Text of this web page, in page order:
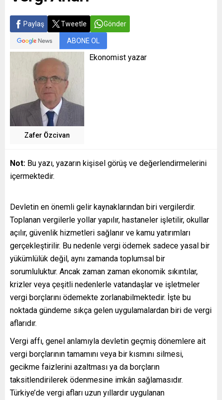
Paylaş Tweetle Gönder
ABONE OL
Zafer Özcivan
Ekonomist yazar
Not: Bu yazı, yazarın kişisel görüş ve değerlendirmelerini
içermektedir.
Devletin en önemli gelir kaynaklarından biri vergilerdir.
Toplanan vergilerle yollar yapılır, hastaneler işletilir, okullar
açılır, güvenlik hizmetleri sağlanır ve kamu yatırımları
gerçekleştirilir. Bu nedenle vergi ödemek sadece yasal bir
yükümlülük değil, aynı zamanda toplumsal bir
sorumluluktur. Ancak zaman zaman ekonomik sıkıntılar,
krizler veya çeşitli nedenlerle vatandaşlar ve işletmeler
vergi borçlarını ödemekte zorlanabilmektedir. İşte bu
noktada gündeme sıkça gelen uygulamalardan biri de vergi
aflarıdır.
Vergi affı, genel anlamıyla devletin geçmiş dönemlere ait
vergi borçlarının tamamını veya bir kısmını silmesi,
gecikme faizlerini azaltması ya da borçların
taksitlendirilerek ödenmesine imkân sağlamasıdır.
Türkiye’de vergi afları uzun yıllardır uygulanan